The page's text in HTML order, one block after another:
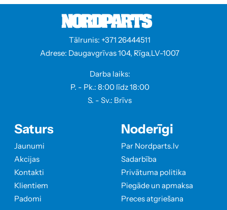
Tālrunis: +371 26444511
Adrese: Daugavgrīvas 104, Rīga,LV-1007
Darba laiks:
P. - Pk.: 8:00 līdz 18:00
S. - Sv.: Brīvs
Saturs
Jaunumi
Akcijas
Kontakti
Klientiem
Padomi
Noderīgi
Par Nordparts.lv
Sadarbība
Privātuma politika
Piegāde un apmaksa
Preces atgriešana